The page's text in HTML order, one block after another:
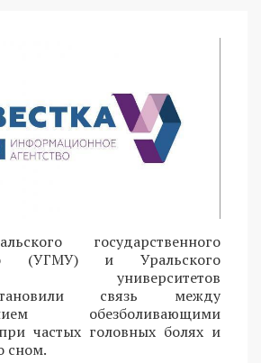
государственного
(УГМУ) и Уральского
университетов
связь между
обезболивающими
частых головных болях и
сном.